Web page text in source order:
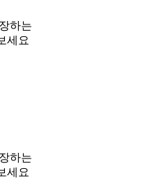
하는
세요
하는
세요